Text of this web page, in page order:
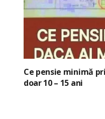
Ce pensie minimă
doar 10 – 15 ani